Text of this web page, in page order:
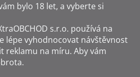
bylo 18 let, a vyberte si
s.r.o. používá na
lépe vyhodnocovat návštěvnost
reklamu na míru. Aby vám
dopravy: